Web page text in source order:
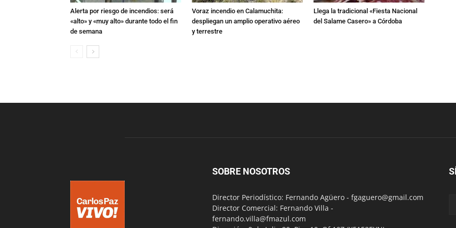
Alerta por riesgo de incendios: será
«alto» y «muy alto» durante todo el fin
de semana
Voraz incendio en Calamuchita:
despliegan un amplio operativo aéreo
y terrestre
Llega la tradicional «Fiesta Nacional
del Salame Casero» a Córdoba
SOBRE NOSOTROS
Director Periodístico: Fernando Agüero - fgaguero@gmail.com
Director Comercial: Fernando Villa -
fernando.villa@fmazul.com